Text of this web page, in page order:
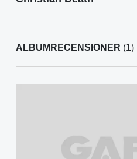
ALBUMRECENSIONER (1)